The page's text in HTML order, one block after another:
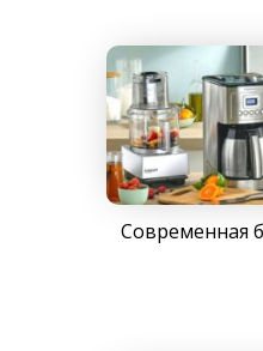
Современная